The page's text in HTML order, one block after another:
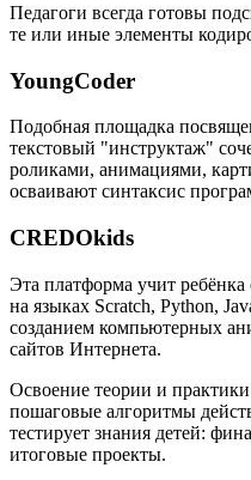
Педагоги всегда готовы
те или иные элементы
YoungCoder
Подобная площадка
текстовый "инструктаж"
роликами, анимациями,
осваивают синтаксис
CREDOkids
Эта платформа учит
на языках Scratch, Python,
созданием компьютерных
сайтов Интернета.
Освоение теории и
пошаговые алгоритмы
тестирует знания детей:
итоговые проекты.